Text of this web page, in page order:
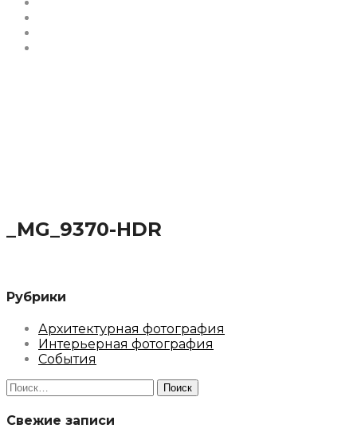
_MG_9370-HDR
Рубрики
Архитектурная фотография
Интерьерная фотография
События
Найти:
Свежие записи